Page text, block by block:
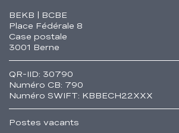
Fusszeile
BEKB | BCBE
Place Fédérale 8
Case postale
3001 Berne
QR-IID: 30790
Numéro CB: 790
Numéro SWIFT: KBBECH22XXX
Postes vacants